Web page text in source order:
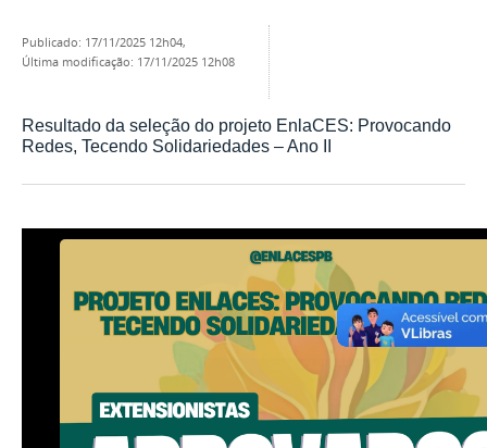
publicado: 17/11/2025 12h04,
última modificação: 17/11/2025 12h08
Resultado da seleção do projeto EnlaCES: Provocando
Redes, Tecendo Solidariedades – Ano II